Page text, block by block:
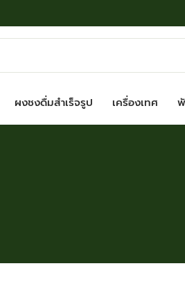
ผงชงดื่มสำเร็จรูป เครื่องเทศ